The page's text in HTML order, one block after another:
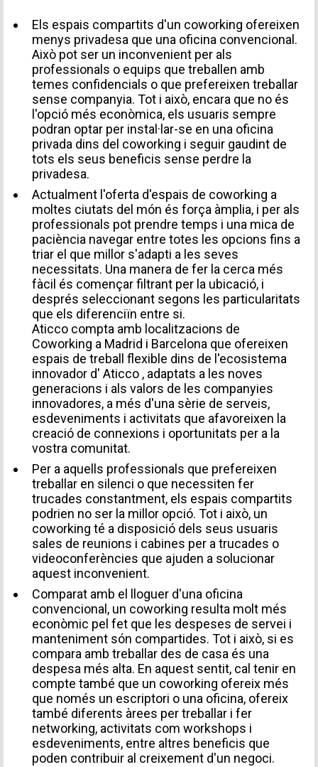
Els espais compartits d'un coworking ofereixen
menys privadesa que una oficina convencional.
Això pot ser un inconvenient per als
professionals o equips que treballen amb
temes confidencials o que prefereixen treballar
sense companyia. Tot i això, encara que no és
l'opció més econòmica, els usuaris sempre
podran optar per instal·lar-se en una oficina
privada dins del coworking i seguir gaudint de
tots els seus beneficis sense perdre la
privadesa.
Actualment l'oferta d'espais de coworking a
moltes ciutats del món és força àmplia, i per als
professionals pot prendre temps i una mica de
paciència navegar entre totes les opcions fins a
triar el que millor s'adapti a les seves
necessitats. Una manera de fer la cerca més
fàcil és començar filtrant per la ubicació, i
després seleccionant segons les particularitats
que els diferenciïn entre si.
Aticco compta amb localitzacions de
Coworking a Madrid i Barcelona que ofereixen
espais de treball flexible dins de l'ecosistema
innovador d' Aticco , adaptats a les noves
generacions i als valors de les companyies
innovadores, a més d'una sèrie de serveis,
esdeveniments i activitats que afavoreixen la
creació de connexions i oportunitats per a la
vostra comunitat.
Per a aquells professionals que prefereixen
treballar en silenci o que necessiten fer
trucades constantment, els espais compartits
podrien no ser la millor opció. Tot i això, un
coworking té a disposició dels seus usuaris
sales de reunions i cabines per a trucades o
videoconferències que ajuden a solucionar
aquest inconvenient.
Comparat amb el lloguer d'una oficina
convencional, un coworking resulta molt més
econòmic pel fet que les despeses de servei i
manteniment són compartides. Tot i això, si es
compara amb treballar des de casa és una
despesa més alta. En aquest sentit, cal tenir en
compte també que un coworking ofereix més
que només un escriptori o una oficina, ofereix
també diferents àrees per treballar i fer
networking, activitats com workshops i
esdeveniments, entre altres beneficis que
poden contribuir al creixement d'un negoci.